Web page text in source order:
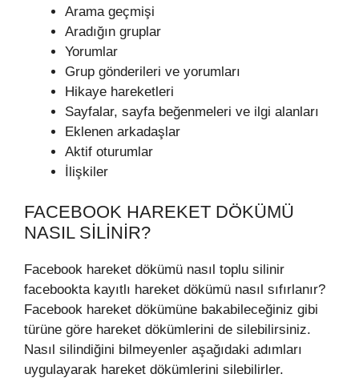
Arama geçmişi
Aradığın gruplar
Yorumlar
Grup gönderileri ve yorumları
Hikaye hareketleri
Sayfalar, sayfa beğenmeleri ve ilgi alanları
Eklenen arkadaşlar
Aktif oturumlar
İlişkiler
FACEBOOK HAREKET DÖKÜMÜ
NASIL SILINIR?
Facebook hareket dökümü nasıl toplu silinir
facebookta kayıtlı hareket dökümü nasıl sıfırlanır?
Facebook hareket dökümüne bakabileceğiniz gibi
türüne göre hareket dökümlerini de silebilirsiniz.
Nasıl silindiğini bilmeyenler aşağıdaki adımları
uygulayarak hareket dökümlerini silebilirler.